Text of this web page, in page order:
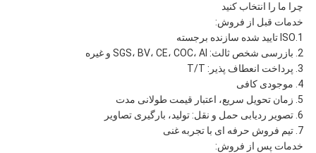
چرا ما را انتخاب کنید
خدمات قبل از فروش:
1.ISO تایید شده سازنده برجسته
2. بازرسی شخص ثالث: SGS، BV، CE، COC، AI و غیره
3. پرداخت انعطاف پذیر: T/T
4. موجودی کافی
5. زمان تحویل سریع، اعتبار قیمت طولانی مدت
6. تصویر ردیابی حمل و نقل: تولید، بارگیری تصاویر
7. تیم فروش حرفه ای با تجربه غنی
خدمات پس از فروش: